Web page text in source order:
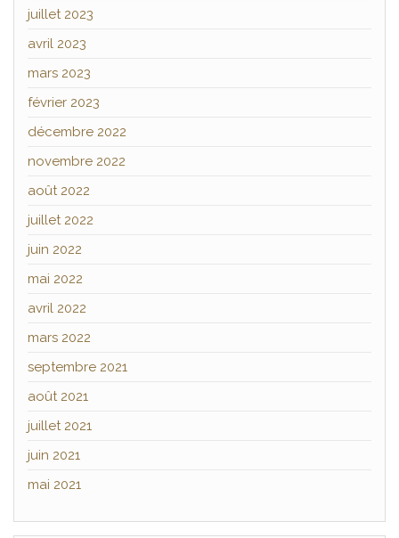
juillet 2023
avril 2023
mars 2023
février 2023
décembre 2022
novembre 2022
août 2022
juillet 2022
juin 2022
mai 2022
avril 2022
mars 2022
septembre 2021
août 2021
juillet 2021
juin 2021
mai 2021